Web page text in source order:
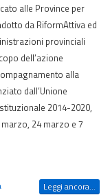
alle Province per
da RiformAttiva ed
provinciali
dell’azione
alla
dall’Unione
2014-2020,
24 marzo e 7
Leggi ancora...